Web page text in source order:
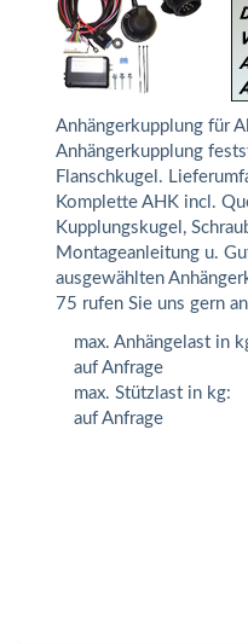
Anhängerkupplung für
Anhängerkupplung
Flanschkugel.
Komplette AHK incl.
Kupplungskugel,
Montageanleitung u.
ausgewählten
75 rufen Sie uns gern
max. Anhängelast in
auf Anfrage
max. Stützlast in kg:
auf Anfrage